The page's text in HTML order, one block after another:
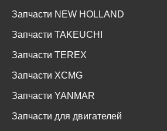
Запчасти NEW HOLLAND
Запчасти TAKEUCHI
Запчасти TEREX
Запчасти XCMG
Запчасти YANMAR
Запчасти для двигателей